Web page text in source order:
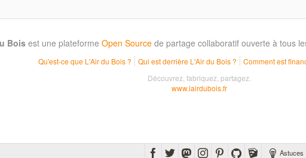
Astuces
Bois est une plateforme Open Source de partage collaboratif ouverte à tous
Qu'est-ce que L'Air du Bois ? Qui est derrière L'Air du Bois ?
Comment est
Découvrez, fabriquez, partagez.
www.lairdubois.fr